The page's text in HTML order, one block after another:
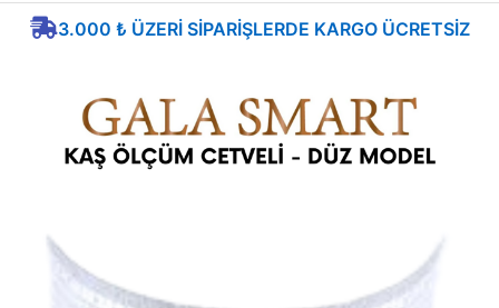
3.000 ₺ ÜZERI SIPARIŞLERDE KARGO ÜCRETSIZ